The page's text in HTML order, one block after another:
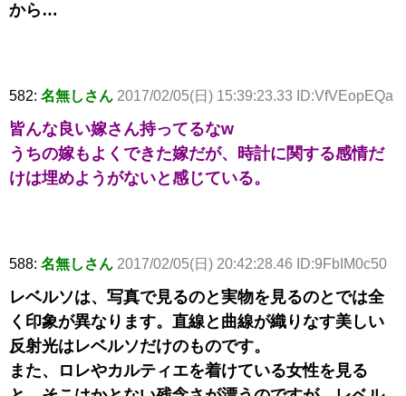
から…
582: 名無しさん 2017/02/05(日) 15:39:23.33 ID:VfVEopEQa
皆んな良い嫁さん持ってるなw
うちの嫁もよくできた嫁だが、時計に関する感情だ
けは埋めようがないと感じている。
588: 名無しさん 2017/02/05(日) 20:42:28.46 ID:9FbIM0c50
レベルソは、写真で見るのと実物を見るのとでは全
く印象が異なります。直線と曲線が織りなす美しい
反射光はレベルソだけのものです。
また、ロレやカルティエを着けている女性を見る